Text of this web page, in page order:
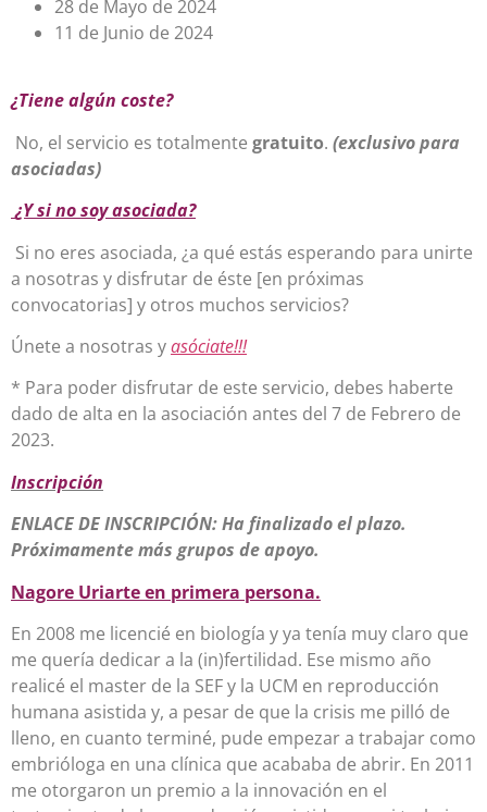
28 de Mayo de 2024
11 de Junio de 2024
¿Tiene algún coste?
No, el servicio es totalmente gratuito. (exclusivo para
asociadas)
¿Y si no soy asociada?
Si no eres asociada, ¿a qué estás esperando para unirte
a nosotras y disfrutar de éste [en próximas
convocatorias] y otros muchos servicios?
Únete a nosotras yasóciate!!!
* Para poder disfrutar de este servicio, debes haberte
dado de alta en la asociación antes del 7 de Febrero de
2023.
Inscripción
ENLACE DE INSCRIPCIÓN: Ha finalizado el plazo.
Próximamente más grupos de apoyo.
Nagore Uriarte en primera persona.
En 2008 me licencié en biología y ya tenía muy claro que
me quería dedicar a la (in)fertilidad. Ese mismo año
realicé el master de la SEF y la UCM en reproducción
humana asistida y, a pesar de que la crisis me pilló de
lleno, en cuanto terminé, pude empezar a trabajar como
embrióloga en una clínica que acababa de abrir. En 2011
me otorgaron un premio a la innovación en el